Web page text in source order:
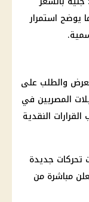
1.46 جنيه، وهو ما يوضح استمرار
والطلب على
المصريين في
النقدية
تحركات جديدة
مباشرة من